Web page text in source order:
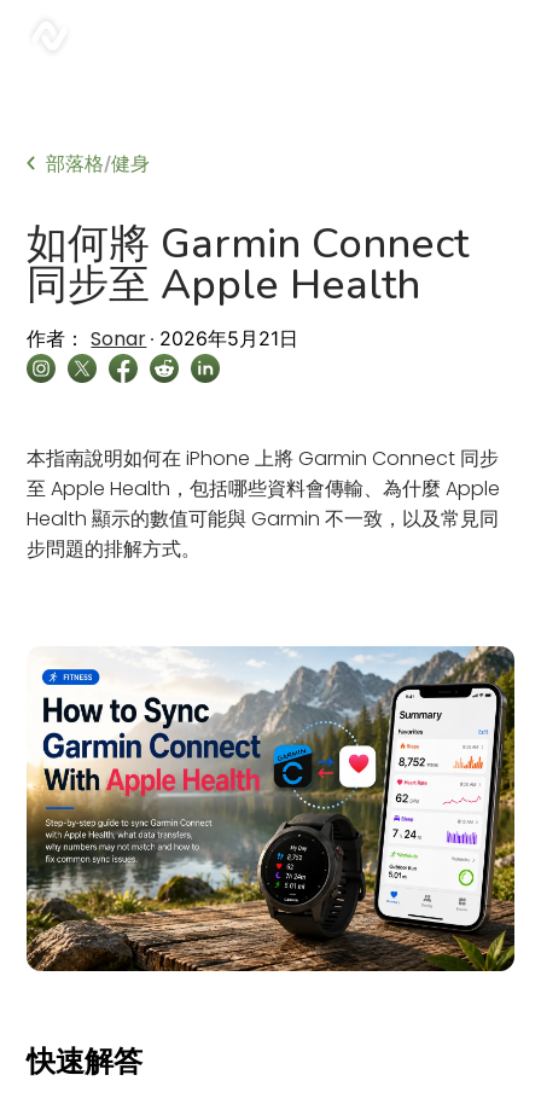
部落格/健身
如何將 Garmin Connect
同步至 Apple Health
作者： Sonar 2026年5月21日
本指南說明如何在 iPhone 上將 Garmin Connect 同步
至 Apple Health，包括哪些資料會傳輸、為什麼 Apple
Health 顯示的數值可能與 Garmin 不一致，以及常見同
步問題的排解方式。
快速解答